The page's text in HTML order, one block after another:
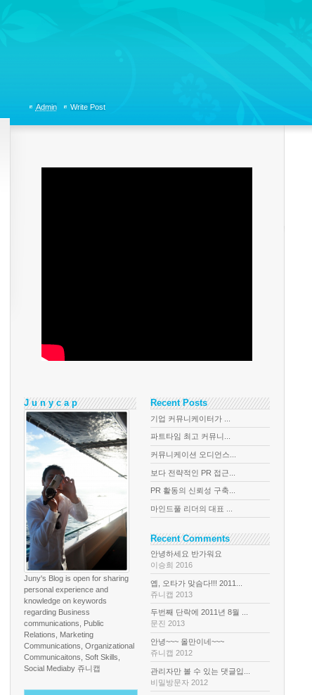
Admin Write Post
J u n y c a p
Juny's Blog is open for sharing
personal experience and
knowledge on keywords
regarding Business
communications, Public
Relations, Marketing
Communications, Organizational
Communicaitons, Soft Skills,
Social Mediaby 쥬니캡
Recent Posts
기업 커뮤니케이터가 ...
파트타임 최고 커뮤니...
커뮤니케이션 오디언스...
보다 전략적인 PR 접근...
PR 활동의 신뢰성 구축...
마인드풀 리더의 대표 ...
Recent Comments
안녕하세요 반가워요
이승희 2016
옙, 오타가 맞슴다!!! 2011...
쥬니캡 2013
두번째 단락에 2011년 8월 ...
문진 2013
안녕~~~ 올만이네~~~
쥬니캡 2012
관리자만 볼 수 있는 댓글입...
비밀방문자 2012